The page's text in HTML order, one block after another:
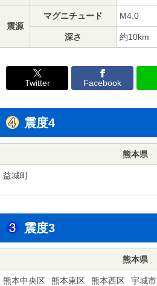
震源
マグニチュード M4.0
深さ 約10km
Twitter Facebook
震度4
熊本県
益城町
震度3
熊本県
熊本中央区 熊本東区 熊本西区 宇城市